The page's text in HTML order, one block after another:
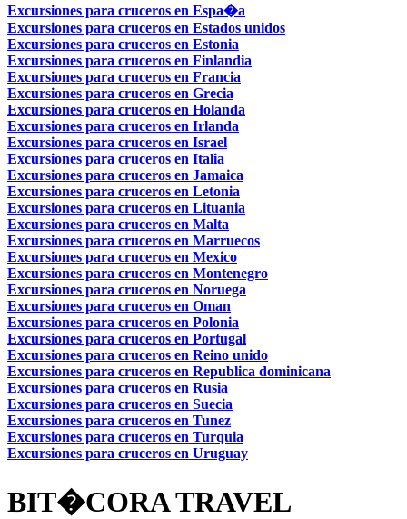
Excursiones para cruceros en Espa�a
Excursiones para cruceros en Estados unidos
Excursiones para cruceros en Estonia
Excursiones para cruceros en Finlandia
Excursiones para cruceros en Francia
Excursiones para cruceros en Grecia
Excursiones para cruceros en Holanda
Excursiones para cruceros en Irlanda
Excursiones para cruceros en Israel
Excursiones para cruceros en Italia
Excursiones para cruceros en Jamaica
Excursiones para cruceros en Letonia
Excursiones para cruceros en Lituania
Excursiones para cruceros en Malta
Excursiones para cruceros en Marruecos
Excursiones para cruceros en Mexico
Excursiones para cruceros en Montenegro
Excursiones para cruceros en Noruega
Excursiones para cruceros en Oman
Excursiones para cruceros en Polonia
Excursiones para cruceros en Portugal
Excursiones para cruceros en Reino unido
Excursiones para cruceros en Republica dominicana
Excursiones para cruceros en Rusia
Excursiones para cruceros en Suecia
Excursiones para cruceros en Tunez
Excursiones para cruceros en Turquia
Excursiones para cruceros en Uruguay
BIT�CORA TRAVEL